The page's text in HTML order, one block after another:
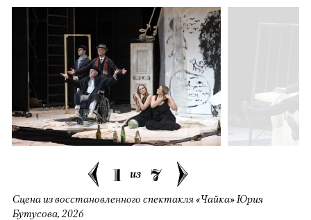
1 из 7
Сцена из восстановленного спектакля «Чайка» Юрия
Бутусова, 2026